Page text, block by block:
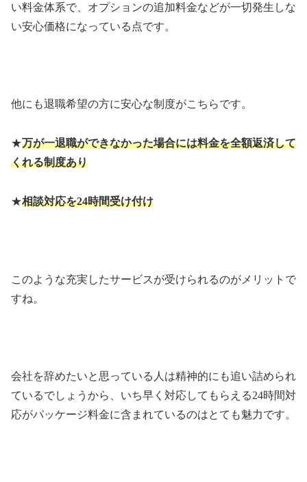
い料金体系で、オプションの追加料金などが一切発生しな
い安心価格になっている点です。
他にも退職希望の方に安心な制度がこちらです。
★万が一退職ができなかった場合には料金を全額返済して
くれる制度あり
★相談対応を24時間受け付け
このような充実したサービスが受けられるのがメリットで
すね。
会社を辞めたいと思っている人は精神的にも追い詰められ
ているでしょうから、いち早く対応してもらえる24時間対
応がパッケージ料金に含まれているのはとても魅力です。